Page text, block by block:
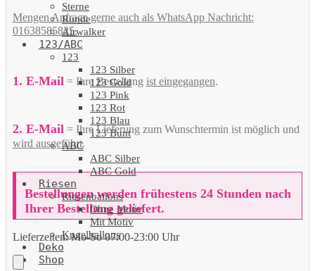
Sterne
Runde
Airwalker
123/ABC
123
123 Silber
123 Gold
123 Pink
123 Rot
123 Blau
123 Bunt
ABC
ABC Silber
ABC Gold
Riesen
Riesenballons
Ohne Motiv
Mit Motiv
Kugelballons
Deko
Shop
Mengen Anfrage gerne auch als WhatsApp Nachricht:
01638585825.
1. E-Mail = Ihre Bestellung ist eingegangen.
2. E-Mail = Ihre Lieferung zum Wunschtermin ist möglich und
wird ausgeführt.
Bestellungen werden frühestens 24 Stunden nach
Ihrer Bestellung geliefert.
Lieferzeiten:Mo-So 07:00-23:00 Uhr